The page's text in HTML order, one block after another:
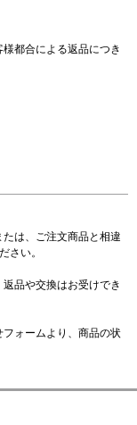
都合による返品につき
は、ご注文商品と相違
さい。
品や交換はお受けでき
フォームより、商品の状